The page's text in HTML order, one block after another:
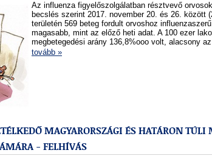
Az influenza figyelőszolgálatban résztvevő
becslés szerint 2017. november 20. és 26. között
területén 569 beteg fordult orvoshoz
magasabb, mint az előző heti adat. A 100 ezer
megbetegedési arány 136,8%ooo volt, alacsony
tovább »
MAGYARORSZÁGI ÉS HATÁRON TÚLI
- FELHÍVÁS